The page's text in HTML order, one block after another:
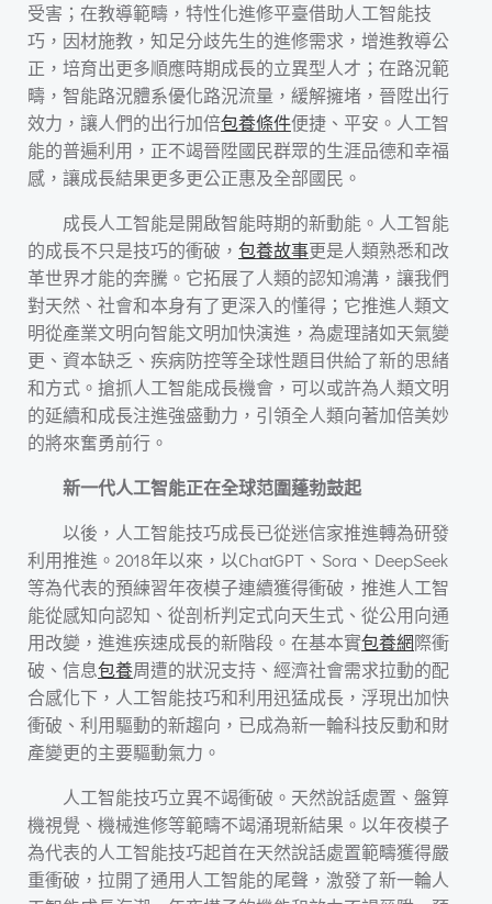
受害；在教導範疇，特性化進修平臺借助人工智能技
巧，因材施教，知足分歧先生的進修需求，增進教導公
正，培育出更多順應時期成長的立異型人才；在路況範
疇，智能路況體系優化路況流量，緩解擁堵，晉陞出行
效力，讓人們的出行加倍包養條件便捷、平安。人工智
能的普遍利用，正不竭晉陞國民群眾的生涯品德和幸福
感，讓成長結果更多更公正惠及全部國民。
成長人工智能是開啟智能時期的新動能。人工智能
的成長不只是技巧的衝破， 包養故事更是人類熟悉和改
革世界才能的奔騰。它拓展了人類的認知鴻溝，讓我們
對天然、社會和本身有了更深入的懂得；它推進人類文
明從產業文明向智能文明加快演進，為處理諸如天氣變
更、資本缺乏、疾病防控等全球性題目供給了新的思緒
和方式。搶抓人工智能成長機會，可以或許為人類文明
的延續和成長注進強盛動力，引領全人類向著加倍美妙
的將來奮勇前行。
新一代人工智能正在全球范圍蓬勃鼓起
以後，人工智能技巧成長已從迷信家推進轉為研發
利用推進。2018年以來，以ChatGPT、Sora、DeepSeek
等為代表的預練習年夜模子連續獲得衝破，推進人工智
能從感知向認知、從剖析判定式向天生式、從公用向通
用改變，進進疾速成長的新階段。在基本實包養網際衝
破、信息包養周遭的狀況支持、經濟社會需求拉動的配
合感化下，人工智能技巧和利用迅猛成長，浮現出加快
衝破、利用驅動的新趨向，已成為新一輪科技反動和財
產變更的主要驅動氣力。
人工智能技巧立異不竭衝破。天然說話處置、盤算
機視覺、機械進修等範疇不竭涌現新結果。以年夜模子
為代表的人工智能技巧起首在天然說話處置範疇獲得嚴
重衝破，拉開了通用人工智能的尾聲，激發了新一輪人